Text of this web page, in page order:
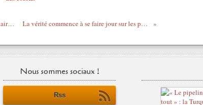
Algérie - Gouvernance et pouvoirs politique et militaire: De grands défis sur la table La vérité commence à se faire jour sur les pertes américaines en Irak
Nous sommes sociaux !
Rss